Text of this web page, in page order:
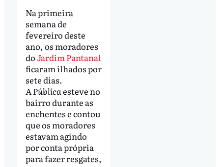
Na primeira
semana de
fevereiro deste
ano, os moradores
doJardim Pantanal
ficaram ilhados por
sete dias.
A Pública esteve no
bairro durante as
enchentes e contou
que os moradores
estavam agindo
por conta própria
para fazer resgates,